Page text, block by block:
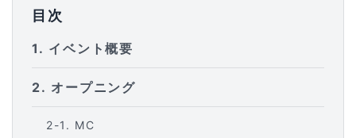
目次
1 イベント概要
2 オープニング
2-1 MC